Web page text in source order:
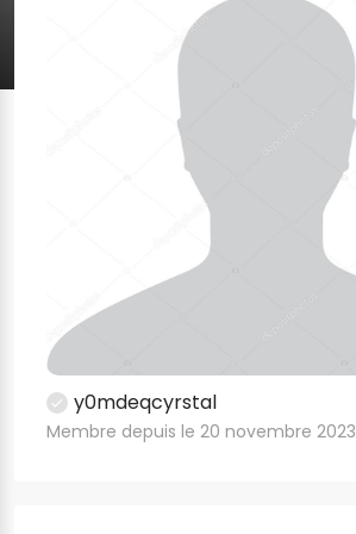
y0mdeqcyrstal
Membre depuis le 20 novembre 2023